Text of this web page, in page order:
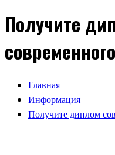
Получите
Главная
Информация
Получите диплом